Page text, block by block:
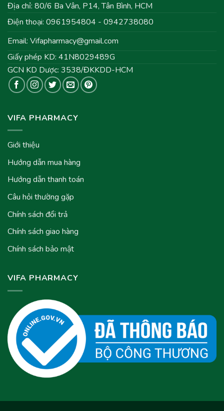
Địa chỉ: 80/6 Ba Vân, P14, Tân Bình, HCM
Điện thoại: 0961954804 - 0942738080
Email: Vifapharmacy@gmail.com
Giấy phép KD: 41N8029489G
GCN KD Dược: 3538/ĐKKDD-HCM
VIFA PHARMACY
Giới thiệu
Hướng dẫn mua hàng
Hướng dẫn thanh toán
Câu hỏi thường gặp
Chính sách đổi trả
Chính sách giao hàng
Chính sách bảo mật
VIFA PHARMACY